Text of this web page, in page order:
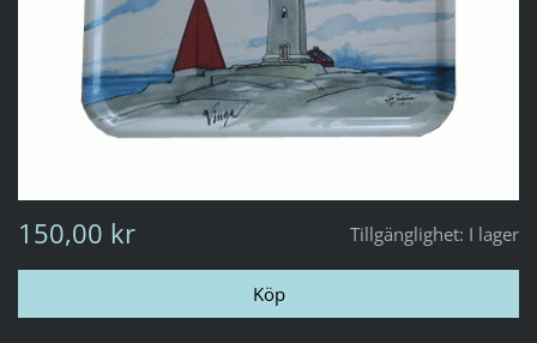
Tillgänglighet: I lager
150,00 kr